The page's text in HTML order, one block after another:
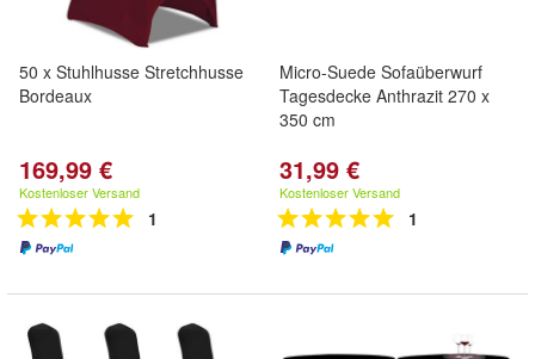
50 x Stuhlhusse Stretchhusse
Bordeaux
169,99 €
Kostenloser Versand
1
Micro-Suede Sofaüberwurf
Tagesdecke Anthrazit 270 x
350 cm
31,99 €
Kostenloser Versand
1